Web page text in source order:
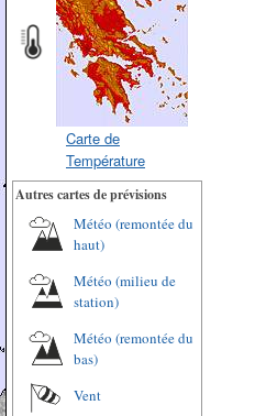
Carte de
Température
Autres cartes de prévisions
Météo (remontée du
haut)
Météo (milieu de
station)
Météo (remontée du
bas)
Vent